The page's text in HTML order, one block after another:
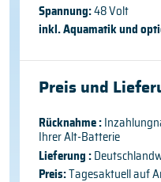
Spannung:48 Volt
inkl. Aquamatik und
Preis und
Rücknahme :
Ihrer Alt-Batterie
Lieferung :
Preis:Tagesaktuell auf